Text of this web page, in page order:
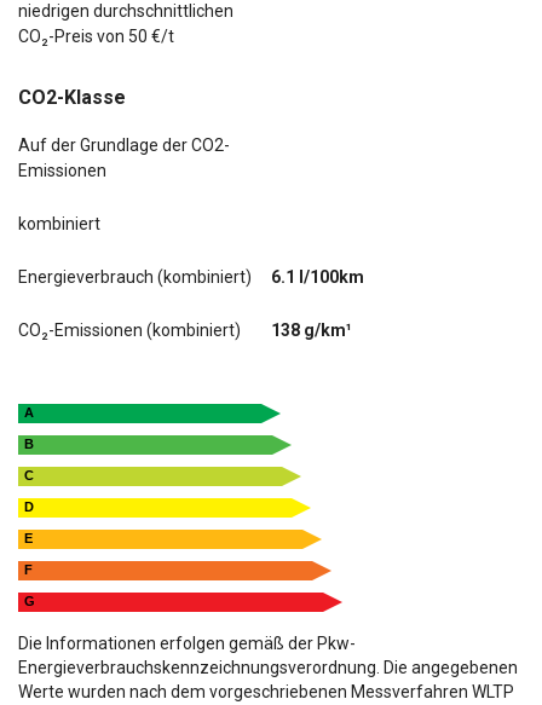
niedrigen durchschnittlichen
CO₂-Preis von 50 €/t
CO2-Klasse
Auf der Grundlage der CO2-
Emissionen
kombiniert
Energieverbrauch (kombiniert) 6.1 l/100km
CO₂-Emissionen (kombiniert) 138 g/km¹
A
B
C
D
E
F
G
Die Informationen erfolgen gemäß der Pkw-
Energieverbrauchskennzeichnungsverordnung. Die angegebenen
Werte wurden nach dem vorgeschriebenen Messverfahren WLTP